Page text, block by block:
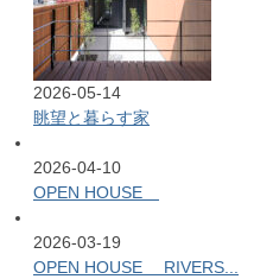
2026-05-14
眺望と暮らす家
2026-04-10
OPEN HOUSE
2026-03-19
OPEN HOUSE RIVERS...